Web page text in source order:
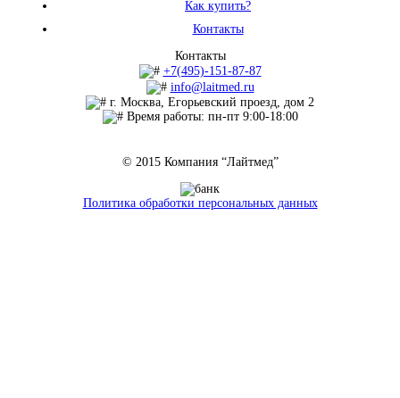
Как купить?
Контакты
Контакты
+7(495)-151-87-87
info@laitmed.ru
г. Москва, Егорьевский проезд, дом 2
Время работы: пн-пт 9:00-18:00
© 2015 Компания “Лайтмед”
Политика обработки персональных данных